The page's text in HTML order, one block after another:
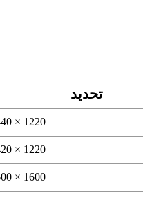
تحديد
1220 × 2440 مم 1220 × 1830 مم 1250 × 2450 مم (4 × 8 بوصات)
1220 × 2420 مم 1220 × 1820 مم 1250 × 1850 مم (4 × 6 بوصات)
1600 × 2600 مم 1500 × 2100 مم 1850 × 2450 مم (6 × 8 بوصات)